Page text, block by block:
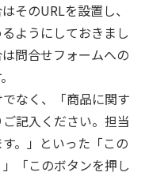
そのURLを設置し、
ようにしておきまし
問合せフォームへの
なく、「商品に関す
記入ください。担当
。」といった「この
「このボタンを押し